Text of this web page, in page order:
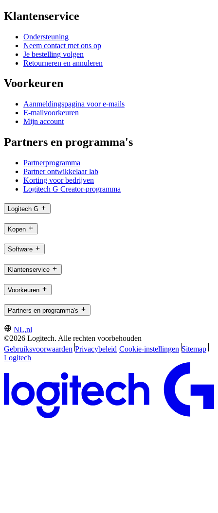
Klantenservice
Ondersteuning
Neem contact met ons op
Je bestelling volgen
Retourneren en annuleren
Voorkeuren
Aanmeldingspagina voor e-mails
E-mailvoorkeuren
Mijn account
Partners en programma's
Partnerprogramma
Partner ontwikkelaar lab
Korting voor bedrijven
Logitech G Creator-programma
Logitech G
Kopen
Software
Klantenservice
Voorkeuren
Partners en programma's
NL,nl
©2026 Logitech. Alle rechten voorbehouden
Gebruiksvoorwaarden Privacybeleid Cookie-instellingen Sitemap
Logitech